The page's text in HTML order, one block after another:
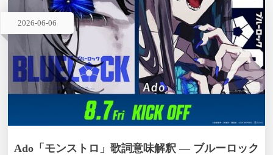
2026-06-06
Ado「モンストロ」歌詞意味解釈 — ブルーロック